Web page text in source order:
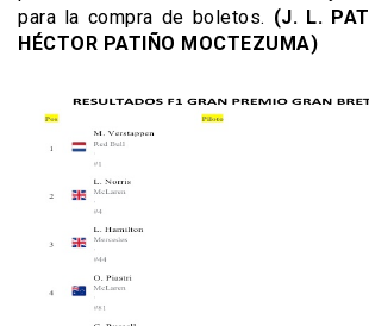
para la compra de boletos. (J. L.
HÉCTOR PATIÑO MOCTEZUMA)